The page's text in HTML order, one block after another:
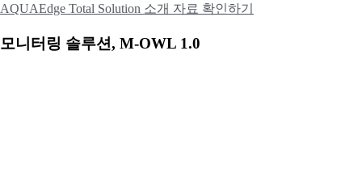
AQUAEdge Total Solution 소개 자료 확인하기
모니터링 솔루션, M-OWL 1.0